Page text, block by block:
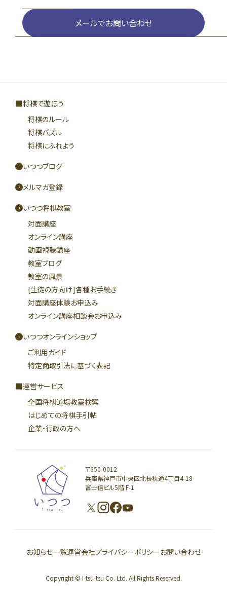
メールでお問い合わせ
〒650-0012
兵庫県神戸市中央区北長狭通4丁目4-18
富士信ビル5階 F-1
将棋で遊ぼう
将棋のルール
将棋パズル
将棋にふれよう
いつつブログ
メルマガ登録
いつつ将棋教室
対面講座
オンライン講座
動画視聴講座
教室ブログ
教室の風景
[生徒の方向け]各種お手続き
対面講座体験お申込み
オンライン講座相談会お申込み
いつつオンラインショップ
ご利用ガイド
特定商取引法に基づく表記
運営サービス
全国将棋道場教室検索
はじめての将棋手引帖
企業・行政の方へ
お知らせ一覧運営会社プライバシーポリシーお問い合わせ
Copyright © I-tsu-tsu Co. Ltd. All Rights Reserved.